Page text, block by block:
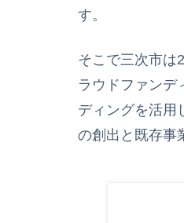
す。
そこで三次市は
ラウドファンデ
ディングを活用
の創出と既存事